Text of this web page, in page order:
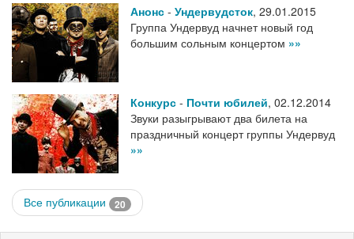
Анонс - Ундервудсток, 29.01.2015
Группа Ундервуд начнет новый год
большим сольным концертом »»
Конкурс - Почти юбилей, 02.12.2014
Звуки разыгрывают два билета на
праздничный концерт группы Ундервуд
»»
Все публикации 20